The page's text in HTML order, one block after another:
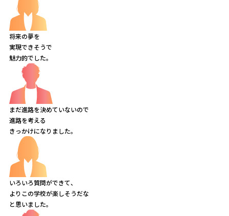
将来の夢を
実現できそうで
魅力的でした。
まだ進路を決めていないので
進路を考える
きっかけになりました。
いろいろ質問ができて、
よりこの学校が楽しそうだな
と思いました。